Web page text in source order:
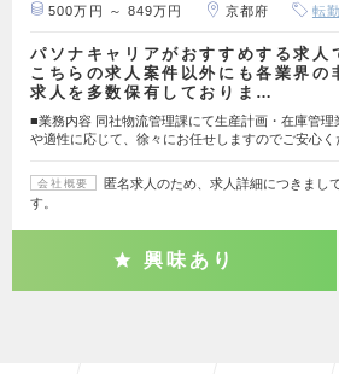
500万円 ～ 849万円 京都府 転
パソナキャリアがおすすめする求人
こちらの求人案件以外にも各業界の
求人を多数保有しておりま…
■業務内容 同社物流管理課にて生産計画・在庫管
や適性に応じて、徐々にお任せしますのでご安心く
会社概要
匿名求人のため、求人詳細につきまし
す。
興味あり